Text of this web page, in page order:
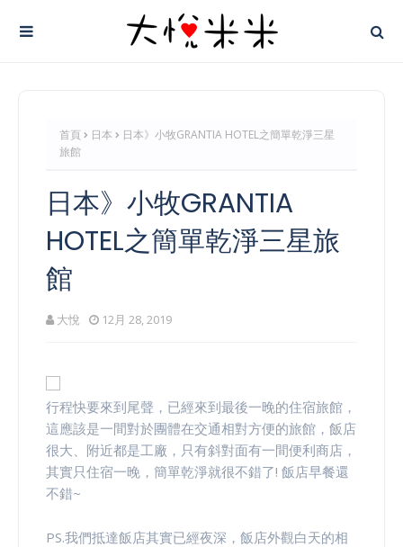
首頁 日本
日本》小牧GRANTIA HOTEL之簡單乾淨三星
旅館
日本》小牧GRANTIA
HOTEL之簡單乾淨三星旅
館
大悅 12月 28, 2019
行程快要來到尾聲，已經來到最後一晚的住宿旅館，
這應該是一間對於團體在交通相對方便的旅館，飯店
很大、附近都是工廠，只有斜對面有一間便利商店，
其實只住宿一晚，簡單乾淨就很不錯了! 飯店早餐還
不錯~
PS.我們抵達飯店其實已經夜深，飯店外觀白天的相